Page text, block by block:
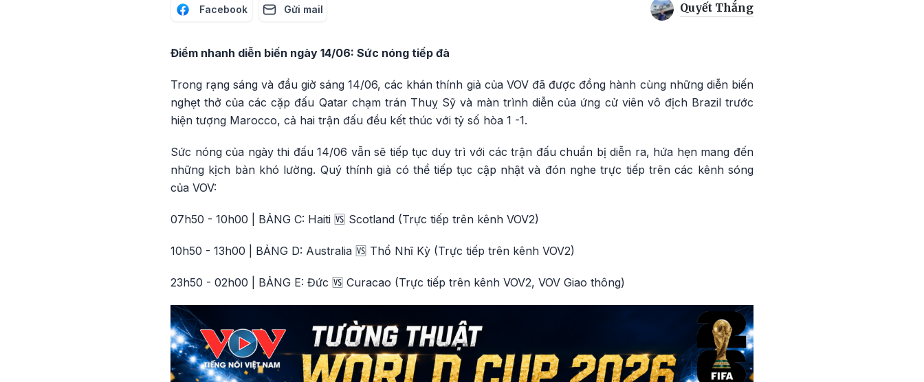
Facebook Gửi mail Quyết Thắng
Điểm nhanh diễn biến ngày 14/06: Sức nóng tiếp đà
Trong rạng sáng và đầu giờ sáng 14/06, các khán thính giả của VOV đã được đồng hành cùng những diễn biến
nghẹt thở của các cặp đấu Qatar chạm trán Thuỵ Sỹ và màn trình diễn của ứng cử viên vô địch Brazil trước
hiện tượng Marocco, cả hai trận đấu đều kết thúc với tỷ số hòa 1 -1.
Sức nóng của ngày thi đấu 14/06 vẫn sẽ tiếp tục duy trì với các trận đấu chuẩn bị diễn ra, hứa hẹn mang đến
những kịch bản khó lường. Quý thính giả có thể tiếp tục cập nhật và đón nghe trực tiếp trên các kênh sóng
của VOV:
07h50 - 10h00 | BẢNG C: Haiti 🆚 Scotland (Trực tiếp trên kênh VOV2)
10h50 - 13h00 | BẢNG D: Australia 🆚 Thổ Nhĩ Kỳ (Trực tiếp trên kênh VOV2)
23h50 - 02h00 | BẢNG E: Đức 🆚 Curacao (Trực tiếp trên kênh VOV2, VOV Giao thông)